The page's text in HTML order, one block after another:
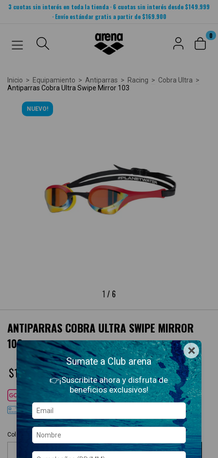
3 cuotas sin interés en toda la tienda · 6 cuotas sin interés desde $149.999
· Envío estándar gratis a partir de $169.900
0
Inicio > Equipamiento > Antiparras > Racing > Cobra Ultra >
Antiparras Cobra Ultra Swipe Mirror 103
NUEVO!
1 / 6
ANTIPARRAS COBRA ULTRA SWIPE MIRROR
103
$124.900,00
Cuotas SIN interés conDÉBITO
3cuotas sin interés
Colores disponibles:
×
Sumate a Club arena
👉¡Suscribite ahora y disfruta de
beneficios exclusivos!